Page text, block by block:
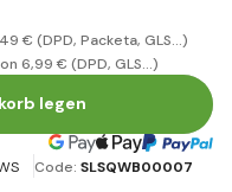
€ (DPD, Packeta, GLS...)
6,99 € (DPD, GLS...)
legen
Code: SLSQWB00007